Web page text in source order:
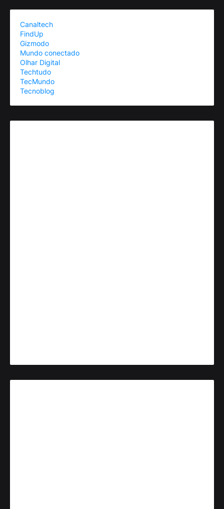
Canaltech
FindUp
Gizmodo
Mundo conectado
Olhar Digital
Techtudo
TecMundo
Tecnoblog